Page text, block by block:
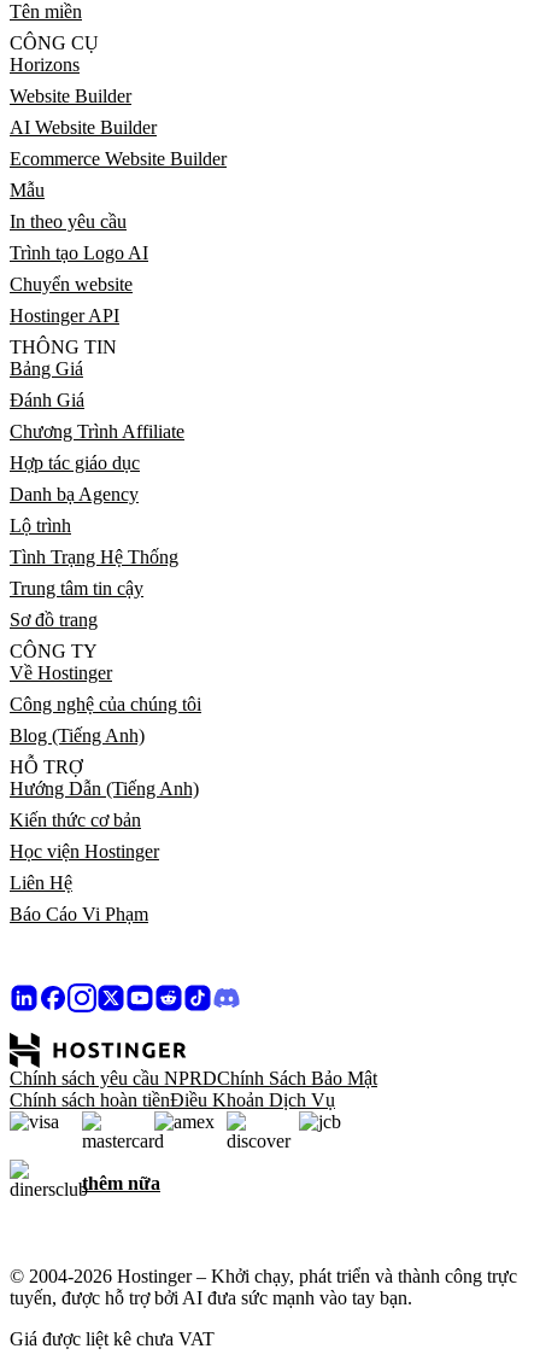
Tên miền
CÔNG CỤ
Horizons
Website Builder
AI Website Builder
Ecommerce Website Builder
Mẫu
In theo yêu cầu
Trình tạo Logo AI
Chuyển website
Hostinger API
THÔNG TIN
Bảng Giá
Đánh Giá
Chương Trình Affiliate
Hợp tác giáo dục
Danh bạ Agency
Lộ trình
Tình Trạng Hệ Thống
Trung tâm tin cậy
Sơ đồ trang
CÔNG TY
Về Hostinger
Công nghệ của chúng tôi
Blog (Tiếng Anh)
HỖ TRỢ
Hướng Dẫn (Tiếng Anh)
Kiến thức cơ bản
Học viện Hostinger
Liên Hệ
Báo Cáo Vi Phạm
Chính sách yêu cầu NPRDChính Sách Bảo Mật
Chính sách hoàn tiềnĐiều Khoản Dịch Vụ
thêm nữa
© 2004-2026 Hostinger – Khởi chạy, phát triển và thành công trực
tuyến, được hỗ trợ bởi AI đưa sức mạnh vào tay bạn.
Giá được liệt kê chưa VAT